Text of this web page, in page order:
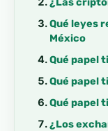
Qué leyes
México
Qué papel
Qué papel
Qué papel
¿Los